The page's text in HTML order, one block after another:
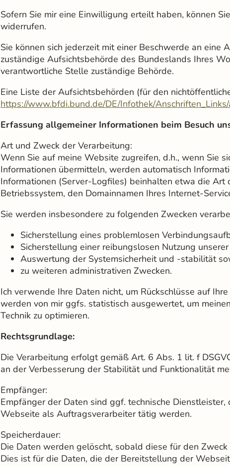
Sofern Sie mir eine Einwilligung erteilt haben, können
widerrufen.
Sie können sich jederzeit mit einer Beschwerde an eine
zuständige Aufsichtsbehörde des Bundeslands Ihres
verantwortliche Stelle zuständige Behörde.
Eine Liste der Aufsichtsbehörden (für den
https://www.bfdi.bund.de/DE/Infothek/
Erfassung allgemeiner Informationen beim Besuch
Art und Zweck der Verarbeitung:
Wenn Sie auf meine Website zugreifen, d.h., wenn Sie
Informationen übermitteln, werden automatisch
Informationen (Server-Logfiles) beinhalten etwa die
Betriebssystem, den Domainnamen Ihres Internet-
Sie werden insbesondere zu folgenden Zwecken
Sicherstellung eines problemlosen
Sicherstellung einer reibungslosen Nutzung
Auswertung der Systemsicherheit und -stabilität
zu weiteren administrativen Zwecken.
Ich verwende Ihre Daten nicht, um Rückschlüsse auf
werden von mir ggfs. statistisch ausgewertet, um
Technik zu optimieren.
Rechtsgrundlage:
Die Verarbeitung erfolgt gemäß Art. 6 Abs. 1 lit. f
an der Verbesserung der Stabilität und Funktionalität
Empfänger:
Empfänger der Daten sind ggf. technische
Webseite als Auftragsverarbeiter tätig werden.
Speicherdauer:
Die Daten werden gelöscht, sobald diese für den
Dies ist für die Daten, die der Bereitstellung der